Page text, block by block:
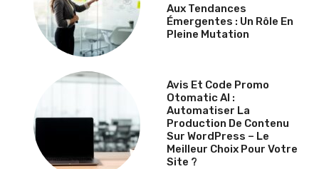
Aux Tendances
Émergentes : Un Rôle En
Pleine Mutation
Avis Et Code Promo
Otomatic AI :
Automatiser La
Production De Contenu
Sur WordPress – Le
Meilleur Choix Pour Votre
Site ?